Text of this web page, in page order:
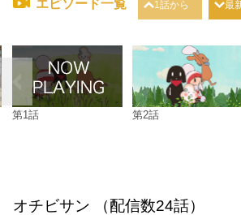
エピソード一覧 1話から 最
第1話 第2話
オチビサン （配信数24話）